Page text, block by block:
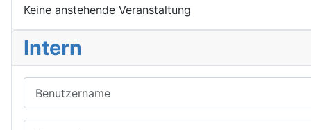
Keine anstehende Veranstaltung
Intern